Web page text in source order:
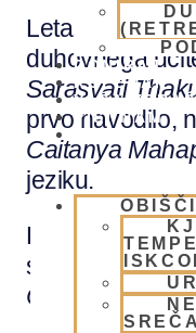
DONIRAJ
KOLEDAR
VAŠA
PIŠI NAM
Leta 1922 je
duhovnega
Sarasvati
prvo navodilo,
Caitanya
jeziku.
Leta 1933 je
svojega